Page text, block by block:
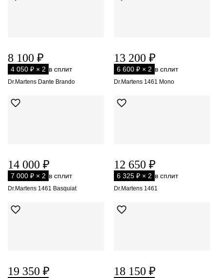
8 100 ₽
4 050 ₽ × 2 в сплит
Dr.Martens Dante Brando
13 200 ₽
6 600 ₽ × 2 в сплит
Dr.Martens 1461 Mono
14 000 ₽
7 000 ₽ × 2 в сплит
Dr.Martens 1461 Basquiat
12 650 ₽
6 325 ₽ × 2 в сплит
Dr.Martens 1461
19 350 ₽ 18 150 ₽